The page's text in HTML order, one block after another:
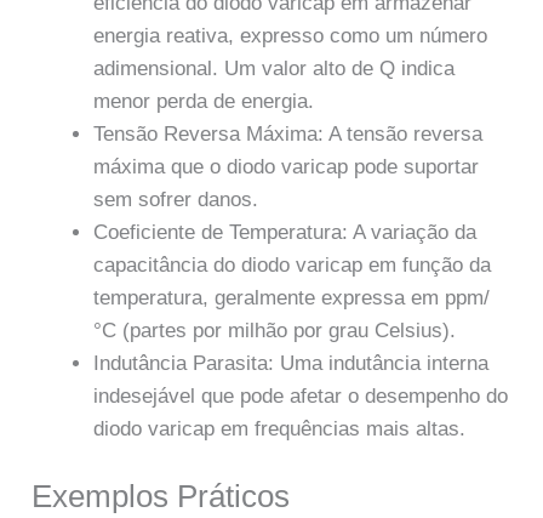
energia reativa, expresso como um número
adimensional. Um valor alto de Q indica
menor perda de energia.
Tensão Reversa Máxima: A tensão reversa
máxima que o diodo varicap pode suportar
sem sofrer danos.
Coeficiente de Temperatura: A variação da
capacitância do diodo varicap em função da
temperatura, geralmente expressa em ppm/
°C (partes por milhão por grau Celsius).
Indutância Parasita: Uma indutância interna
indesejável que pode afetar o desempenho do
diodo varicap em frequências mais altas.
Exemplos Práticos